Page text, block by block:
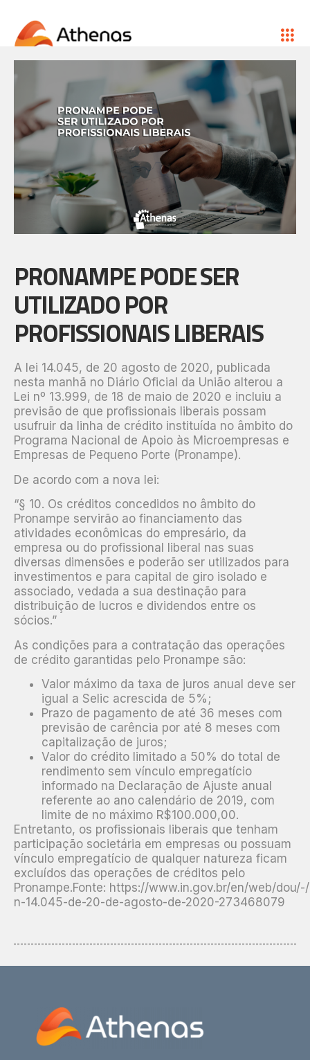
PRONAMPE PODE SER
UTILIZADO POR
PROFISSIONAIS LIBERAIS
A lei 14.045, de 20 agosto de 2020, publicada
nesta manhã no Diário Oficial da União alterou a
Lei nº 13.999, de 18 de maio de 2020 e incluiu a
previsão de que profissionais liberais possam
usufruir da linha de crédito instituída no âmbito do
Programa Nacional de Apoio às Microempresas e
Empresas de Pequeno Porte (Pronampe).
De acordo com a nova lei:
“§ 10. Os créditos concedidos no âmbito do
Pronampe servirão ao financiamento das
atividades econômicas do empresário, da
empresa ou do profissional liberal nas suas
diversas dimensões e poderão ser utilizados para
investimentos e para capital de giro isolado e
associado, vedada a sua destinação para
distribuição de lucros e dividendos entre os
sócios.”
As condições para a contratação das operações
de crédito garantidas pelo Pronampe são:
Valor máximo da taxa de juros anual deve ser
igual a Selic acrescida de 5%;
Prazo de pagamento de até 36 meses com
previsão de carência por até 8 meses com
capitalização de juros;
Valor do crédito limitado a 50% do total de
rendimento sem vínculo empregatício
informado na Declaração de Ajuste anual
referente ao ano calendário de 2019, com
limite de no máximo R$100.000,00.
Entretanto, os profissionais liberais que tenham
participação societária em empresas ou possuam
vínculo empregatício de qualquer natureza ficam
excluídos das operações de créditos pelo
Pronampe.Fonte: https://www.in.gov.br/en/web/
n-14.045-de-20-de-agosto-de-2020-273468079